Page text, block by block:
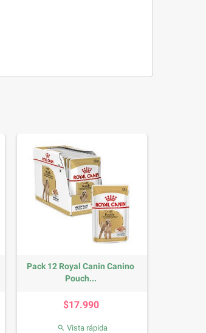
Pack 12 Royal Canin Canino
Pouch...
$17.990
 Vista rápida